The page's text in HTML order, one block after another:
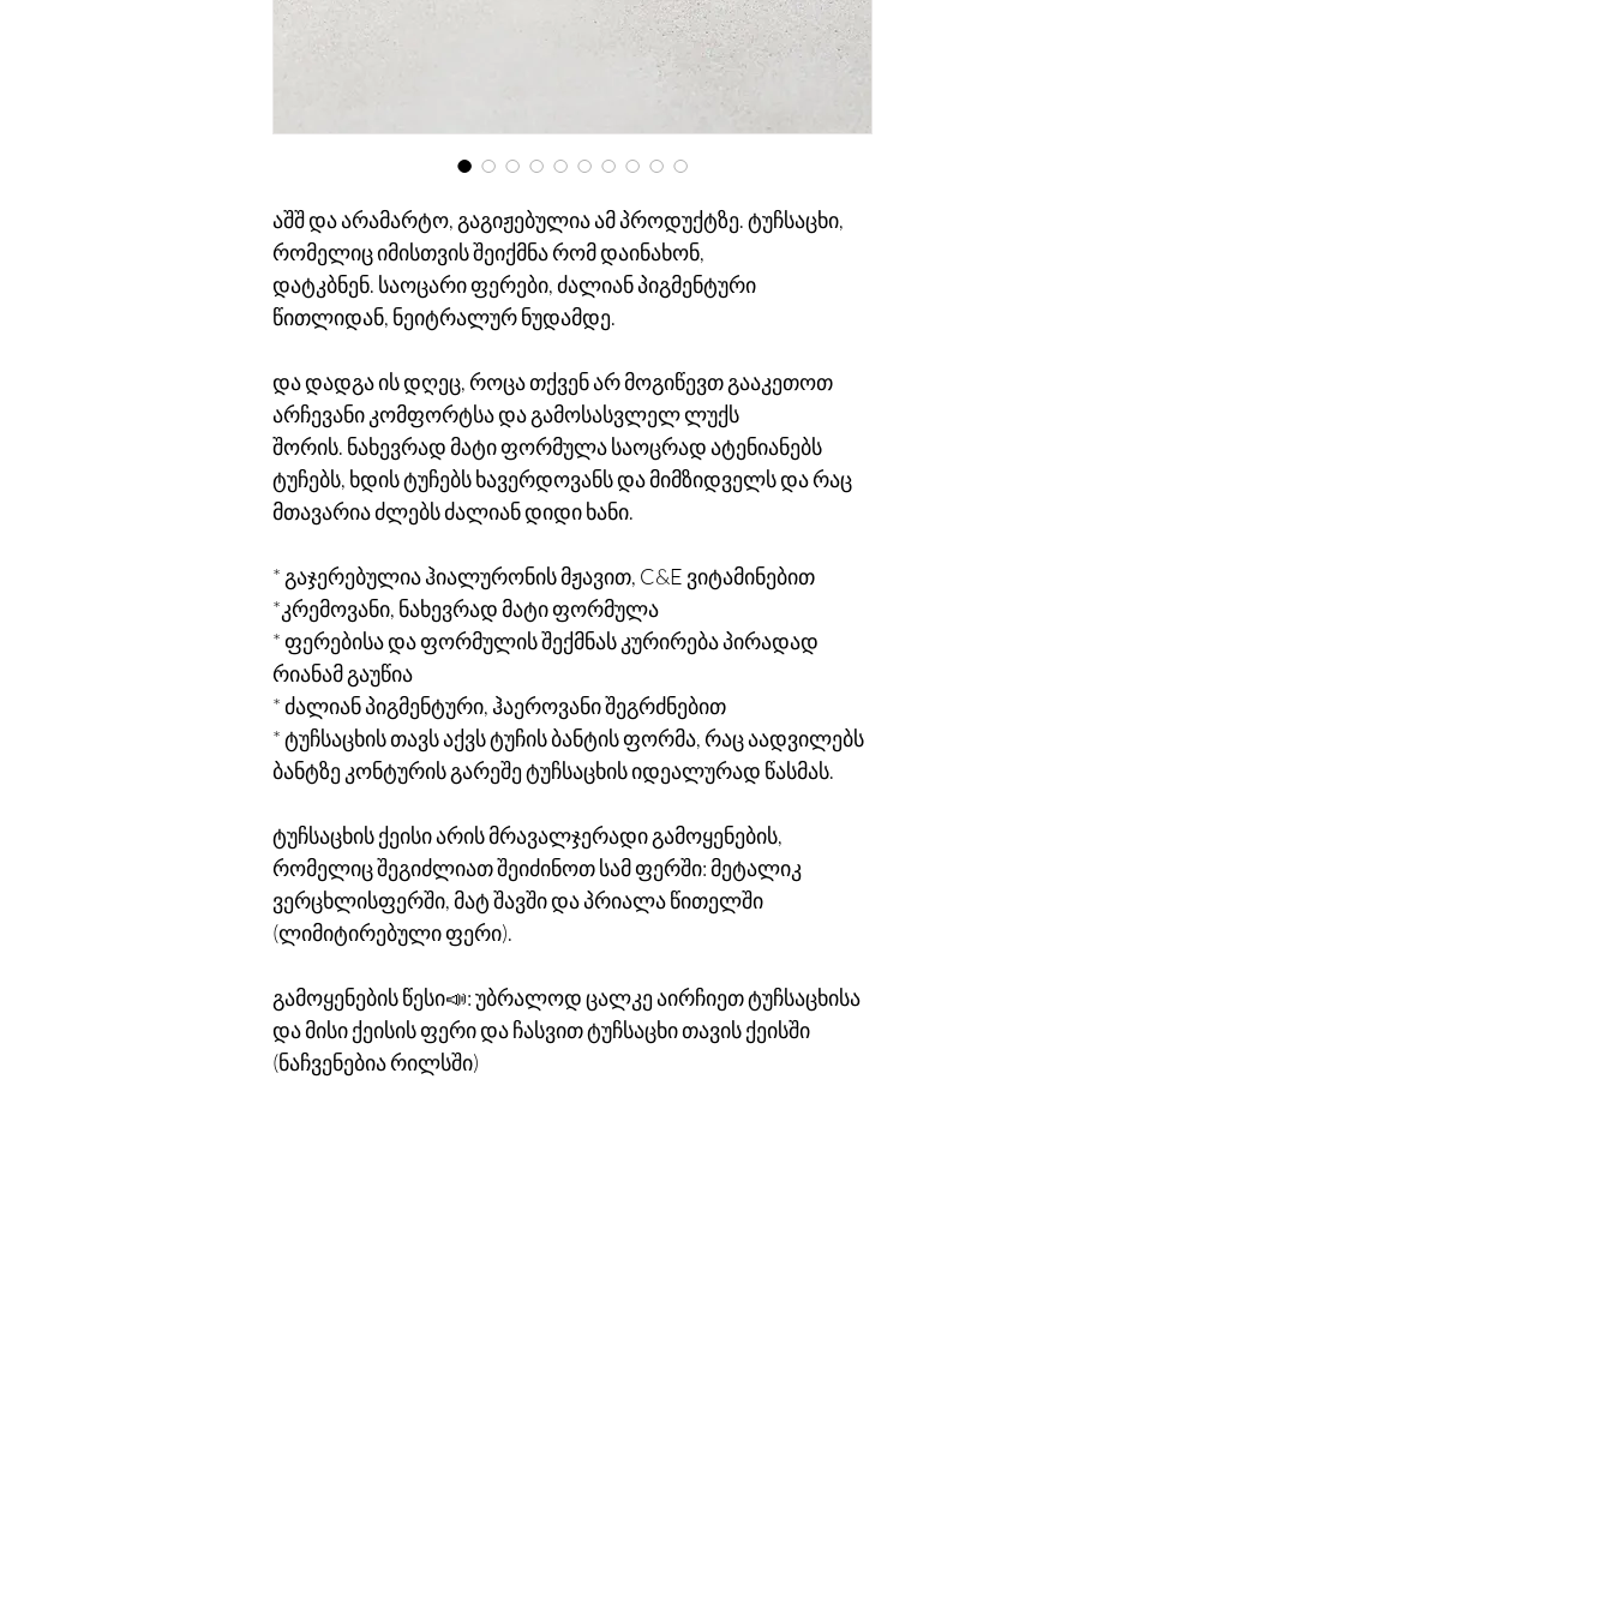
აშშ და არამარტო, გაგიჟებულია ამ პროდუქტზე. ტუჩსაცხი,
რომელიც იმისთვის შეიქმნა რომ დაინახონ,
დატკბნენ. საოცარი ფერები, ძალიან პიგმენტური
წითლიდან, ნეიტრალურ ნუდამდე.
და დადგა ის დღეც, როცა თქვენ არ მოგიწევთ გააკეთოთ
არჩევანი კომფორტსა და გამოსასვლელ ლუქს
შორის. ნახევრად მატი ფორმულა საოცრად ატენიანებს
ტუჩებს, ხდის ტუჩებს ხავერდოვანს და მიმზიდველს და რაც
მთავარია ძლებს ძალიან დიდი ხანი.
* გაჯერებულია ჰიალურონის მჟავით, C&E ვიტამინებით
*კრემოვანი, ნახევრად მატი ფორმულა
* ფერებისა და ფორმულის შექმნას კურირება პირადად
რიანამ გაუწია
* ძალიან პიგმენტური, ჰაეროვანი შეგრძნებით
* ტუჩსაცხის თავს აქვს ტუჩის ბანტის ფორმა, რაც აადვილებს
ბანტზე კონტურის გარეშე ტუჩსაცხის იდეალურად წასმას.
ტუჩსაცხის ქეისი არის მრავალჯერადი გამოყენების,
რომელიც შეგიძლიათ შეიძინოთ სამ ფერში: მეტალიკ
ვერცხლისფერში, მატ შავში და პრიალა წითელში
(ლიმიტირებული ფერი).
გამოყენების წესი📣: უბრალოდ ცალკე აირჩიეთ ტუჩსაცხისა
და მისი ქეისის ფერი და ჩასვით ტუჩსაცხი თავის ქეისში
(ნაჩვენებია რილსში)